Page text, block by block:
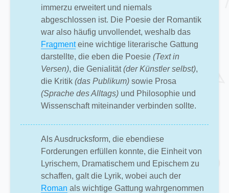
immerzu erweitert und niemals
abgeschlossen ist. Die Poesie der Romantik
war also häufig unvollendet, weshalb das
Fragmenteine wichtige literarische Gattung
darstellte, die eben die Poesie (Text in
Versen), die Genialität(der Künstler selbst),
die Kritik (das Publikum) sowie Prosa
(Sprache des Alltags) und Philosophie und
Wissenschaft miteinander verbinden sollte.
Als Ausdrucksform, die ebendiese
Forderungen erfüllen konnte, die Einheit von
Lyrischem, Dramatischem und Epischem zu
schaffen, galt die Lyrik, wobei auch der
Roman als wichtige Gattung wahrgenommen